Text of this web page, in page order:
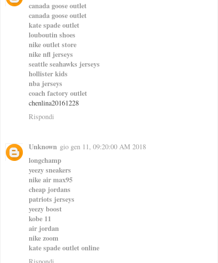
canada goose outlet
canada goose outlet
kate spade outlet
louboutin shoes
nike outlet store
nike nfl jerseys
seattle seahawks jerseys
hollister kids
nba jerseys
coach factory outlet
chenlina20161228
Rispondi
Unknown gio gen 11, 09:20:00 AM 2018
longchamp
yeezy sneakers
nike air max95
cheap jordans
patriots jerseys
yeezy boost
kobe 11
air jordan
nike zoom
kate spade outlet online